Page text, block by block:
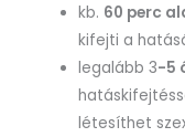
kb. 60 perc
kifejti a
legalább 3-5
létesíthet